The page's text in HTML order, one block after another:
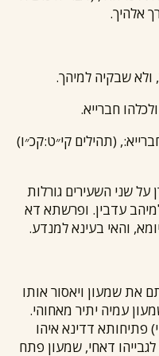
אלהיך.
, ולא שבקיה למיהך.
חברייא.
(תהילים קי״ט:קכ״ו)
על שני השעירים גורלות
עדבין. ופרשתא דא
והאי בעינא למנדע.
את שמעון ויאסור אותו
עמיה יתיר מאחוהי.
פתיחותא דדינא איהו
דאחי, שמעון פתח